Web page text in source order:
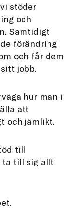
stöder
och
Samtidigt
förändring
och får dem
jobb.
hur man i
att
och jämlikt.
till
ta till sig allt